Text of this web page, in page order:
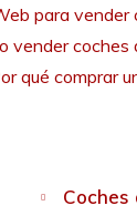
para vender
vender coches
qué comprar
Coches